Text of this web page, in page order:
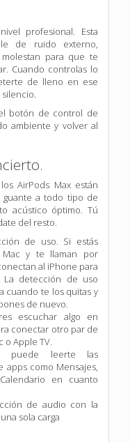
profesional. Esta
de ruido externo,
para que te
Cuando controlas lo
de lleno en ese
botón de control de
ambiente y volver al
AirPods Max están
guante a todo tipo de
acústico óptimo. Tú
del resto.
de uso. Si estás
y te llaman por
al iPhone para
La detección de uso
cuando te los quitas y
de nuevo.
escuchar algo en
conectar otro par de
o Apple TV.
puede leerte las
apps como Mensajes,
en cuanto
de audio con la
sola carga